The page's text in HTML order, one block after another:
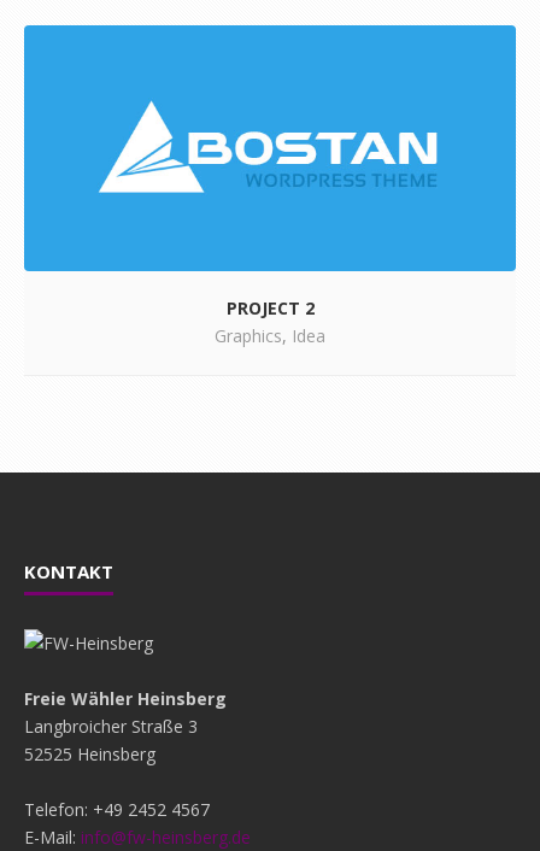
PROJECT 2
Graphics, Idea
KONTAKT
Freie Wähler Heinsberg
Langbroicher Straße 3
52525 Heinsberg
Telefon: +49 2452 4567
E-Mail: info@fw-heinsberg.de